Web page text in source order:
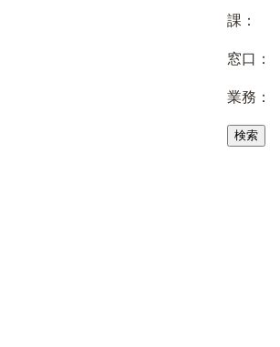
課：
窓口：
業務：